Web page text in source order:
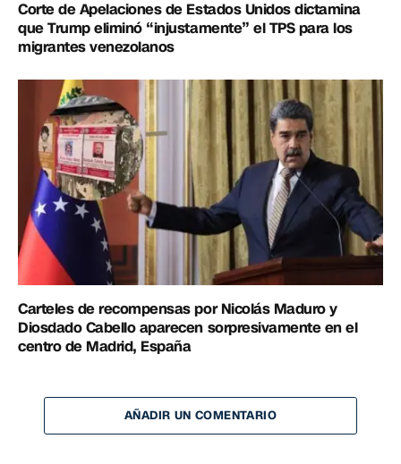
Corte de Apelaciones de Estados Unidos dictamina
que Trump eliminó “injustamente” el TPS para los
migrantes venezolanos
Carteles de recompensas por Nicolás Maduro y
Diosdado Cabello aparecen sorpresivamente en el
centro de Madrid, España
AÑADIR UN COMENTARIO